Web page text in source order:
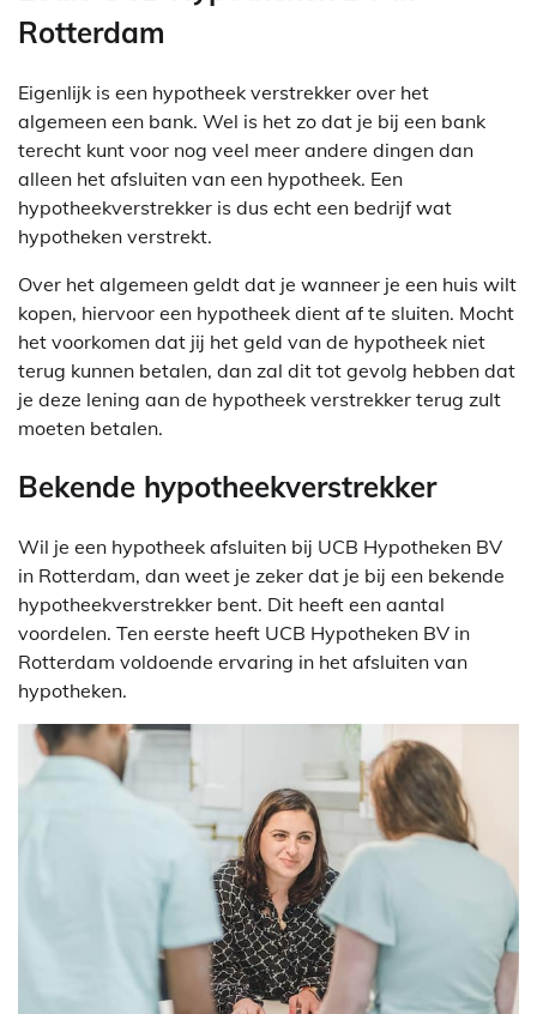
Rotterdam
Eigenlijk is een hypotheek verstrekker over het
algemeen een bank. Wel is het zo dat je bij een bank
terecht kunt voor nog veel meer andere dingen dan
alleen het afsluiten van een hypotheek. Een
hypotheekverstrekker is dus echt een bedrijf wat
hypotheken verstrekt.
Over het algemeen geldt dat je wanneer je een huis wilt
kopen, hiervoor een hypotheek dient af te sluiten. Mocht
het voorkomen dat jij het geld van de hypotheek niet
terug kunnen betalen, dan zal dit tot gevolg hebben dat
je deze lening aan de hypotheek verstrekker terug zult
moeten betalen.
Bekende hypotheekverstrekker
Wil je een hypotheek afsluiten bij UCB Hypotheken BV
in Rotterdam, dan weet je zeker dat je bij een bekende
hypotheekverstrekker bent. Dit heeft een aantal
voordelen. Ten eerste heeft UCB Hypotheken BV in
Rotterdam voldoende ervaring in het afsluiten van
hypotheken.